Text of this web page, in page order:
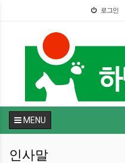
로그인
MENU
인사말